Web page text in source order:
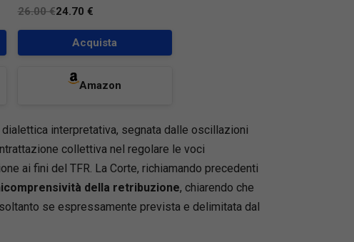
26.00 €24.70 €
Acquista
Amazon
interpretativa, segnata dalle oscillazioni
collettiva nel regolare le voci
ai fini del TFR. La Corte, richiamando precedenti
della retribuzione, chiarendo che
se espressamente prevista e delimitata dal